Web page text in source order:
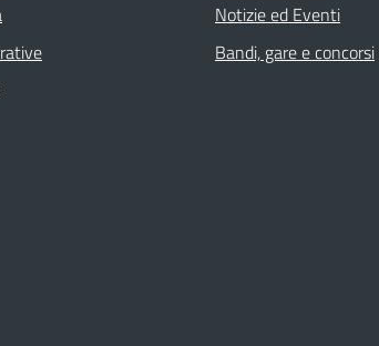
Notizie ed Eventi
Bandi, gare e concorsi